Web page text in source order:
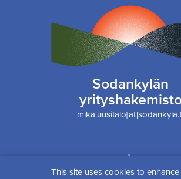
Sodankylän
This site uses cookies to